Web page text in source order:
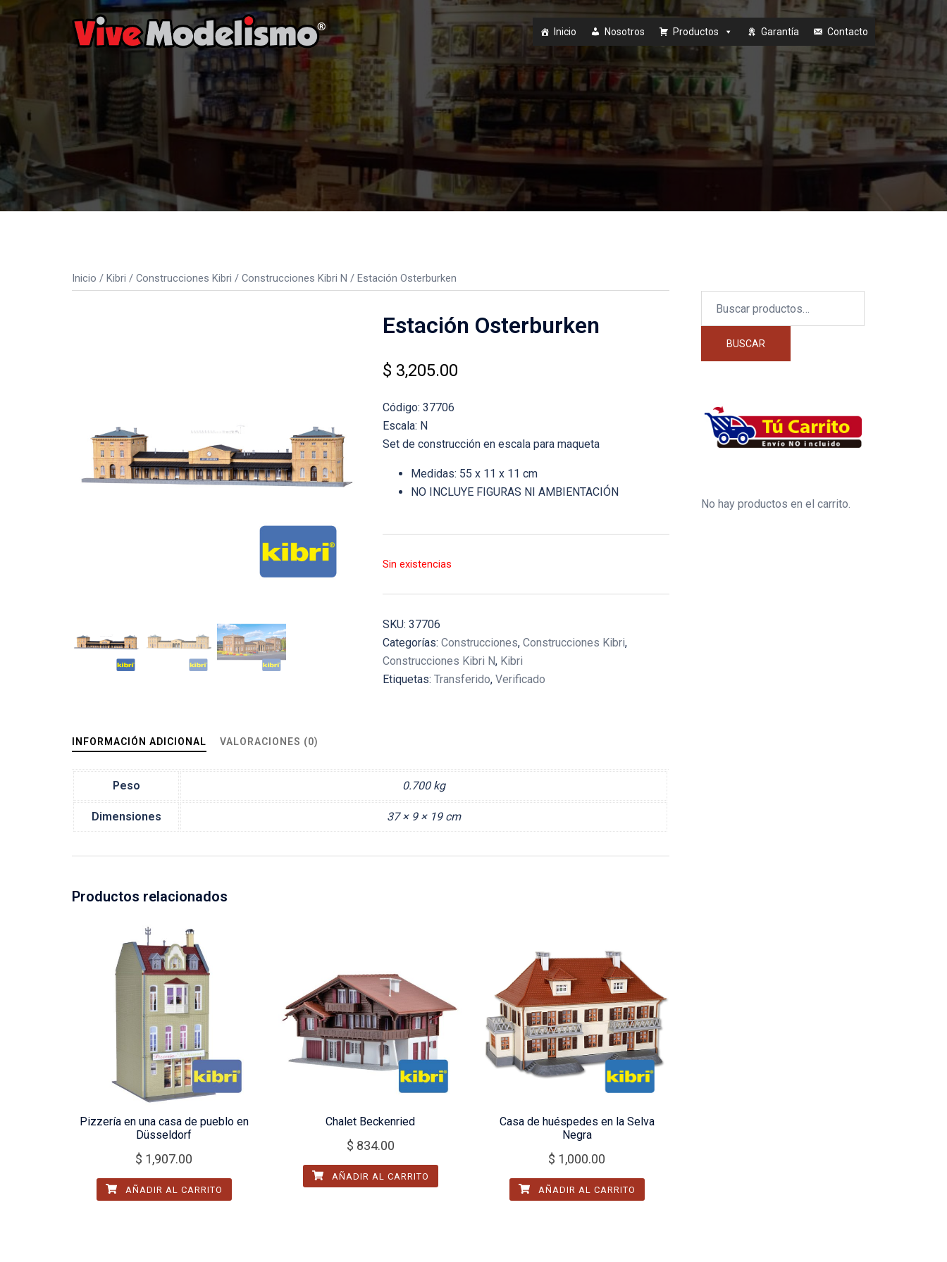
Saltar
contenido
Inicio Nosotros Productos Garantía Contacto
Inicio / Kibri / Construcciones Kibri / Construcciones Kibri N / Estación Osterburken
Estación Osterburken
$ 3,205.00
Código: 37706
Escala: N
Set de construcción en escala para maqueta
Medidas: 55 x 11 x 11 cm
NO INCLUYE FIGURAS NI AMBIENTACIÓN
Sin existencias
SKU: 37706
Categorías: Construcciones, Construcciones Kibri,
Construcciones Kibri N, Kibri
Etiquetas: Transferido, Verificado
INFORMACIÓN ADICIONAL VALORACIONES (0)
Peso 0.700 kg
Dimensiones 37 × 9 × 19 cm
Productos relacionados
Pizzería en una casa de pueblo en
Düsseldorf
$ 1,907.00
AÑADIR AL CARRITO
Chalet Beckenried
$ 834.00
AÑADIR AL CARRITO
Casa de huéspedes en la Selva
Negra
$ 1,000.00
AÑADIR AL CARRITO
por:
BUSCAR
No hay productos en el carrito.